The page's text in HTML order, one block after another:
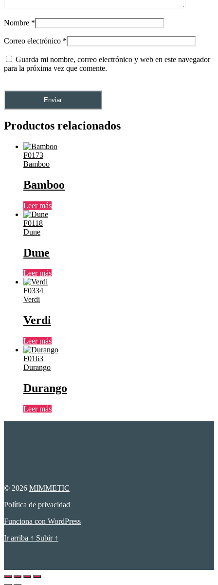
Nombre *
Correo electrónico *
Guarda mi nombre, correo electrónico y web en este navegador
para la próxima vez que comente.
Productos relacionados
F0173
Bamboo
Bamboo
Leer más
F0118
Dune
Dune
Leer más
F0334
Verdi
Verdi
Leer más
F0163
Durango
Durango
Leer más
© 2026 MIMMETIC
Política de privacidad
Funciona con WordPress
Ir arriba ↑ Subir ↑